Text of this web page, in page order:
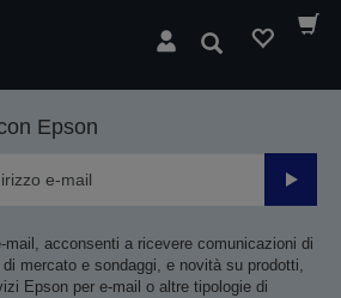
Cerca
Epson
Invia
mail, acconsenti a ricevere comunicazioni di
mercato e sondaggi, e novità su prodotti,
Epson per e-mail o altre tipologie di